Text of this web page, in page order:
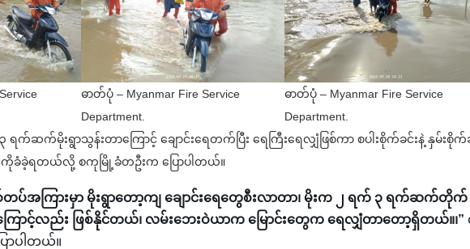
ဓာတ်ပုံ – Myanmar Fire Service
Department.
ဓာတ်ပုံ – Myanmar Fire Service
Department.
က်ဆက်မိုးရွာသွန်းတာကြောင့် ချောင်းရေတက်ပြီး ရေကြီးရေလျှံဖြစ်ကာ စပါးစိုက်ခင်းနဲ့ နှမ်းစိုက်
ခံခဲ့ရတယ်လို့ စကုမြို့ခံတဦးက ပြောပါတယ်။
တပ်အကြားမှာ မိုးရွာတော့ကျ ချောင်းရေတွေစီးလာတာ၊ မိုးက ၂ ရက် ၃ ရက်ဆက်တိုက်
ြောင့်လည်း ဖြစ်နိုင်တယ်၊ လမ်းဘေးဝဲယာက မြောင်းတွေက ရေလျှံတာတော့ရှိတယ်။၊”
ာပါတယ်။